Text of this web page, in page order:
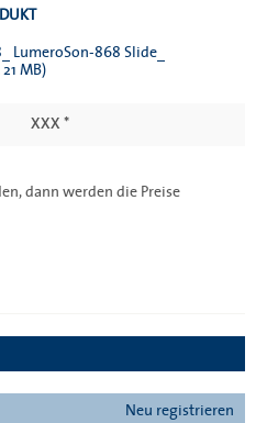
LumeroSon-868 Slide_
MB)
XXX *
dann werden die Preise
Neu registrieren